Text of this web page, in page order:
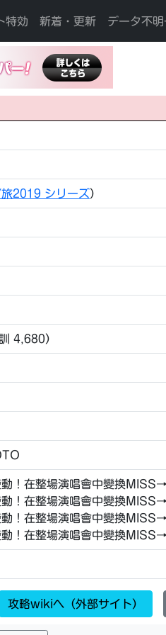
特効 新着・更新 データ不
2019 シリーズ）
4,680）
動！在整場演唱會中變換
動！在整場演唱會中變換
動！在整場演唱會中變換
動！在整場演唱會中變換
攻略wikiへ（外部サイト）